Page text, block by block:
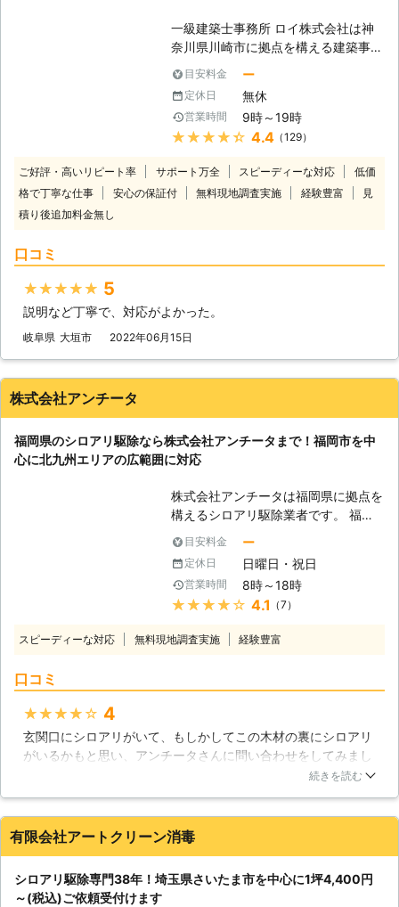
臭いもなく持続効果も高いためシロア
リを確実に駆除することができます。
そのため、ハチクサンは一級家屋や文
化財などのシロアリ駆除にも使用され
ています。 ③シロアリ駆除を株式会
社ALTで施工いただいた場合は、5年
間の再施工保証が付いています。 施
工後に万が一シロアリが発生していた
ら無償で再施工します。 また『施工
をしたらやりっぱなしで確認をしな
ぎ、信頼を積み重ねる企業でありた
い」と考えています。 床下は目に見
の検査や相見積りも無料で承っており
ますので、まずはお気軽にご相談くだ
家づくりをお手伝いします！
一級建築士事務所 ロイ株式会社は神
奈川県川崎市に拠点を構える建築事務
所です。 リフォームを手掛ける傍
ら、害獣や害虫などの駆除作業にも対
応しております。 中でもシロアリ駆
除は、 ①5年間の保証付き ②作業中
に周辺を汚さぬよう養生を徹底！ ③
ラン※セットならではの特別価格 この
ように弊社ならではの特別サービスで
せください。 ■全国対応！お電話一
直営店・協力店を含め、全国に対応し
ば、当日もしくは翌日に無料調査に伺
います。 また年中無休で対応してい
るため、土日祝日などお客様のご都合
一を心がけてシロアリ駆除をおこない
ますので、お困りの際は何時でもご相
談ください。 ※「宮城県」「広島県」
■ロイ株式会社シロアリ駆除 弊社で
は過去に多くのシロアリ駆除に対応し
てまいりました。 実績については下
記の通りです。 【過去施工事例一
覧】 [CASE1] ・京都府京都市上京区
在住 匿名 [ご依頼内容] 空き家のシロ
アリ駆除を希望。 ■発生場所：空き
年数：40年 →→→施工料金21,600円
■建物：木造2階建て ■建坪：不明 ■
築年数：不明 →→→施工料金21,600
千代田区在住 匿名 [ご依頼内容] シロ
アリ駆除を希望。 ■発生場所：自宅
内【複数箇所】 ■建物：木造 ■建
→→→施工料金23,700円(税込)にて対
応 ※上記価格は過去に対応した案件を
目安料金 ー
定休日 無休
営業時間 9時～19時
★★★★★ 4.4（129）
ご好評・高いリピート率 サポート万全 スピーディーな対応
低価
格で丁寧な仕事
安心の保証付 無料現地調査実施 経験豊富
見
積り後追加料金無し
口コミ
★★★★★ 5
説明など丁寧で、対応がよかった。
岐阜県 大垣市 2022年06月15日
株式会社アンチータ
福岡県のシロアリ駆除なら株式会社アンチータまで！福岡市を中
心に北九州エリアの広範囲に対応
株式会社アンチータは福岡県に拠点を
構えるシロアリ駆除業者です。 福岡
市を中心に筑紫野市、春日市、大野城
市など九州北部のエリアに対応してお
ります。 1981年の設立以来、多くの
お客様にご利用いただく老舗の駆除業
者としてお客様のご依頼をお待ちして
籍！住まいに根付くシロアリを徹底駆
る薬剤・建築・木材などの知識も豊富
です。 そのため、お客様の住まいや
被害状況に合わせた適切で安全な駆除
作業のご提案が可能です。 調査は無
料ですので、まずはお気軽にお問い合
わせください。 <5年保証【「しろあ
2通りをご用意！施工後のアフターフ
ォローも万全> 弊社では施工後のアフ
目安料金 ー
定休日 日曜日・祝日
営業時間 8時～18時
★★★★★ 4.1 （7）
スピーディーな対応 無料現地調査実施 経験豊富
口コミ
★★★★★ 4
玄関口にシロアリがいて、もしかしてこの木材の裏にシロアリ
がいるかもと思い、アンチータさんに問い合わせをしてみまし
た。調査にきてもらい、玄関口の柱の中にシロアリがいまし
べきだったと後悔するのはさておき、すぐに駆除と予防をお願
いしました。予防に使う薬の詳細や、駆除の仕方など、詳しく
ロアリはいなくなり、柱の修繕も行ってもらえたので助かりま
続きを読む
有限会社アートクリーン消毒
シロアリ駆除専門38年！埼玉県さいたま市を中心に1坪4,400円
～(税込)ご依頼受付けます